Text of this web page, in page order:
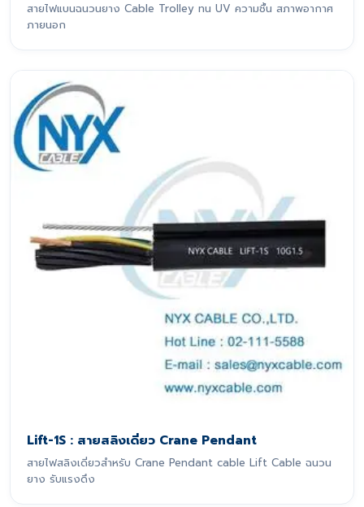
สายไฟแบนฉนวนยาง Cable Trolley ทน UV ความชื้น สภาพอากาศ
ภายนอก
Lift-1S : สายสลิงเดี่ยว Crane Pendant
สายไฟสลิงเดี่ยวสำหรับ Crane Pendant cable Lift Cable ฉนวน
ยาง รับแรงดึง